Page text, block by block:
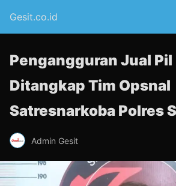
Gesit.co.id
Pengangguran Jual Pil
Ditangkap Tim Opsnal
Satresnarkoba Polres
Admin Gesit